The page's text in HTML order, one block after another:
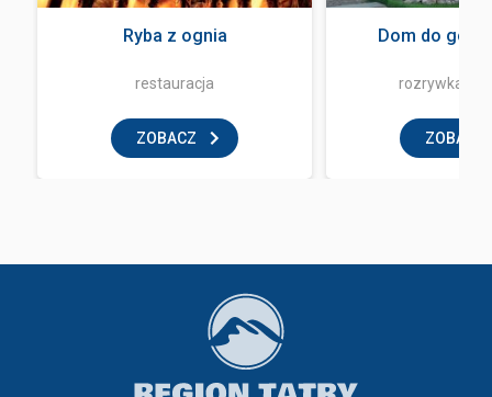
Ryba z ognia
restauracja
ZOBACZ
Dom do góry
rozrywka i
ZOBACZ